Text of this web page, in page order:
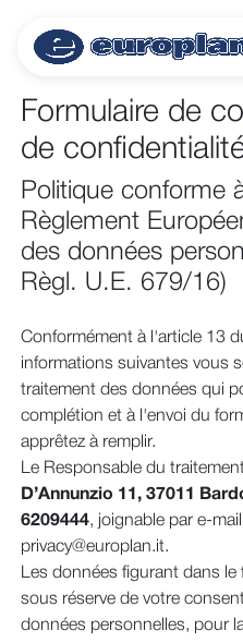
Formulaire de
de
Politique conforme
Règlement
des données
Règl. U.E. 679/16)
Conformément à l'article 13
informations suivantes vous
traitement des données qui
complétion et à l'envoi du
apprêtez à remplir.
Le Responsable du
D’Annunzio 11, 37011
6209444, joignable par e-
privacy@europlan.it.
Les données figurant dans le
sous réserve de votre
données personnelles, pour